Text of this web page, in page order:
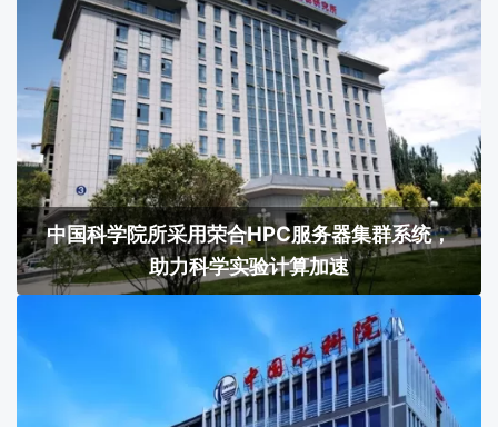
中国科学院所采用荣合HPC服务器集群系统，
助力科学实验计算加速